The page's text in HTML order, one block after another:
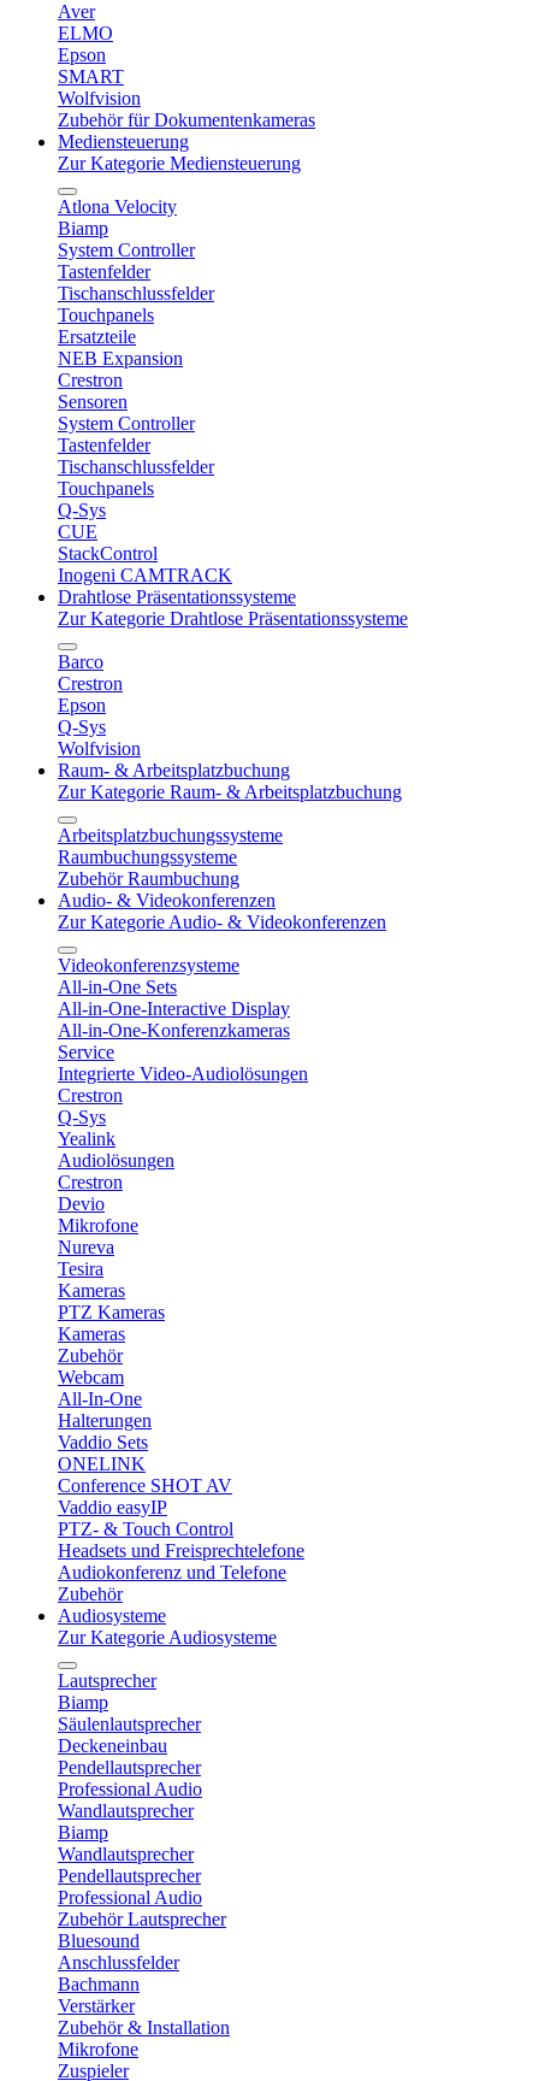
Aver
ELMO
Epson
SMART
Wolfvision
Zubehör für Dokumentenkameras
Mediensteuerung
Zur Kategorie Mediensteuerung
Atlona Velocity
Biamp
System Controller
Tastenfelder
Tischanschlussfelder
Touchpanels
Ersatzteile
NEB Expansion
Crestron
Sensoren
System Controller
Tastenfelder
Tischanschlussfelder
Touchpanels
Q-Sys
CUE
StackControl
Inogeni CAMTRACK
Drahtlose Präsentationssysteme
Zur Kategorie Drahtlose Präsentationssysteme
Barco
Crestron
Epson
Q-Sys
Wolfvision
Raum- & Arbeitsplatzbuchung
Zur Kategorie Raum- & Arbeitsplatzbuchung
Arbeitsplatzbuchungssysteme
Raumbuchungssysteme
Zubehör Raumbuchung
Audio- & Videokonferenzen
Zur Kategorie Audio- & Videokonferenzen
Videokonferenzsysteme
All-in-One Sets
All-in-One-Interactive Display
All-in-One-Konferenzkameras
Service
Integrierte Video-Audiolösungen
Crestron
Q-Sys
Yealink
Audiolösungen
Crestron
Devio
Mikrofone
Nureva
Tesira
Kameras
PTZ Kameras
Kameras
Zubehör
Webcam
All-In-One
Halterungen
Vaddio Sets
ONELINK
Conference SHOT AV
Vaddio easyIP
PTZ- & Touch Control
Headsets und Freisprechtelefone
Audiokonferenz und Telefone
Zubehör
Audiosysteme
Zur Kategorie Audiosysteme
Lautsprecher
Biamp
Säulenlautsprecher
Deckeneinbau
Pendellautsprecher
Professional Audio
Wandlautsprecher
Biamp
Wandlautsprecher
Pendellautsprecher
Professional Audio
Zubehör Lautsprecher
Bluesound
Anschlussfelder
Bachmann
Verstärker
Zubehör & Installation
Mikrofone
Zuspieler